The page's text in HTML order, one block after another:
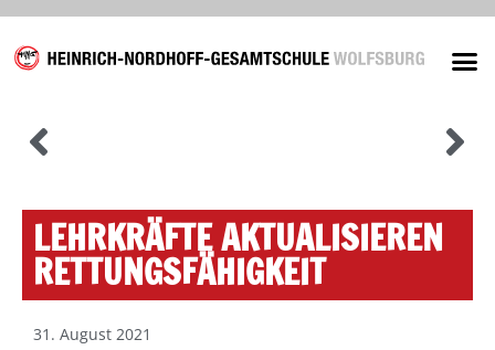
LEHRKRÄFTE AKTUALISIEREN
RETTUNGSFÄHIGKEIT
31. August 2021